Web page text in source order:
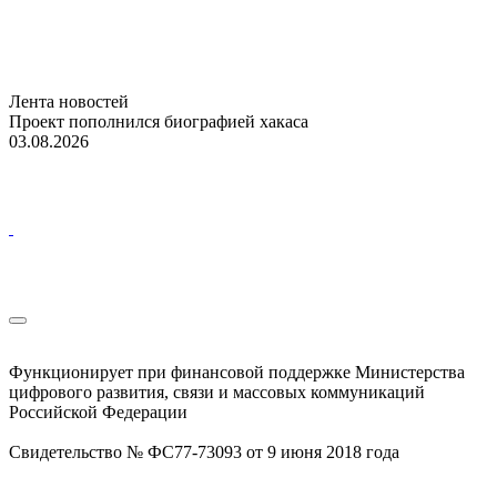
Лента новостей
Проект пополнился биографией хакаса
03.08.2026
Функционирует при финансовой поддержке Министерства
цифрового развития, связи и массовых коммуникаций
Российской Федерации
Свидетельство № ФС77-73093 от 9 июня 2018 года